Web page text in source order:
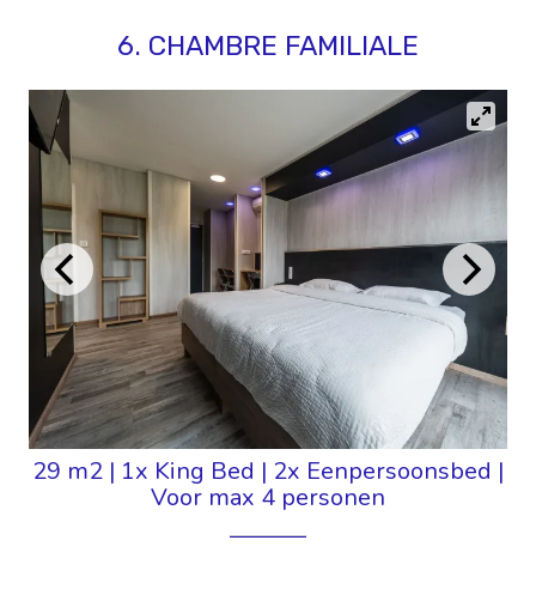
6. CHAMBRE FAMILIALE
29 m2 | 1x King Bed | 2x Eenpersoonsbed |
Voor max 4 personen